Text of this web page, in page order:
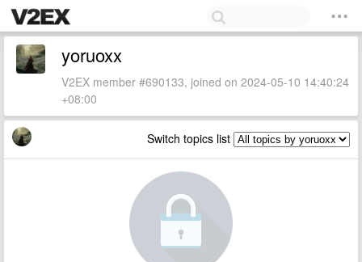
yoruoxx
V2EX member #690133, joined on 2024-05-10 14:40:24
+08:00
Switch topics list